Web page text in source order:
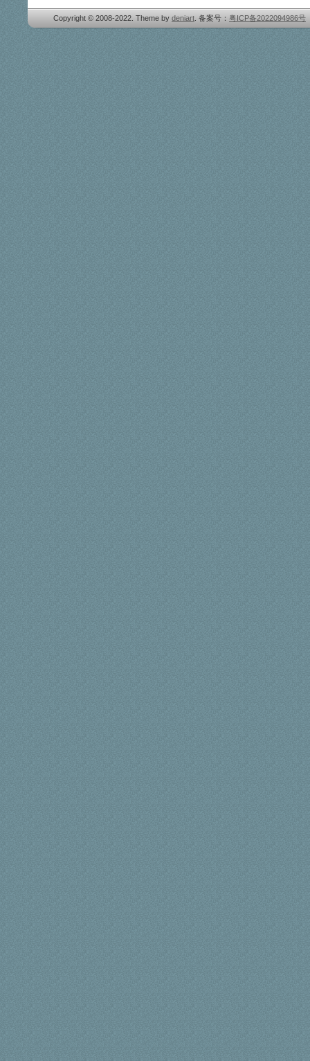
Copyright © 2008-2022. Theme by deniart . 备案号： 粤ICP备2022094986号